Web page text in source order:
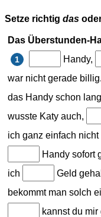
Setze richtig das
Das Überstunden-
1 Handy,
war nicht gerade
das Handy schon
wusste Katy auch,
ich ganz einfach
Handy sofort
ich
Geld
bekommt man solch
kannst du mir